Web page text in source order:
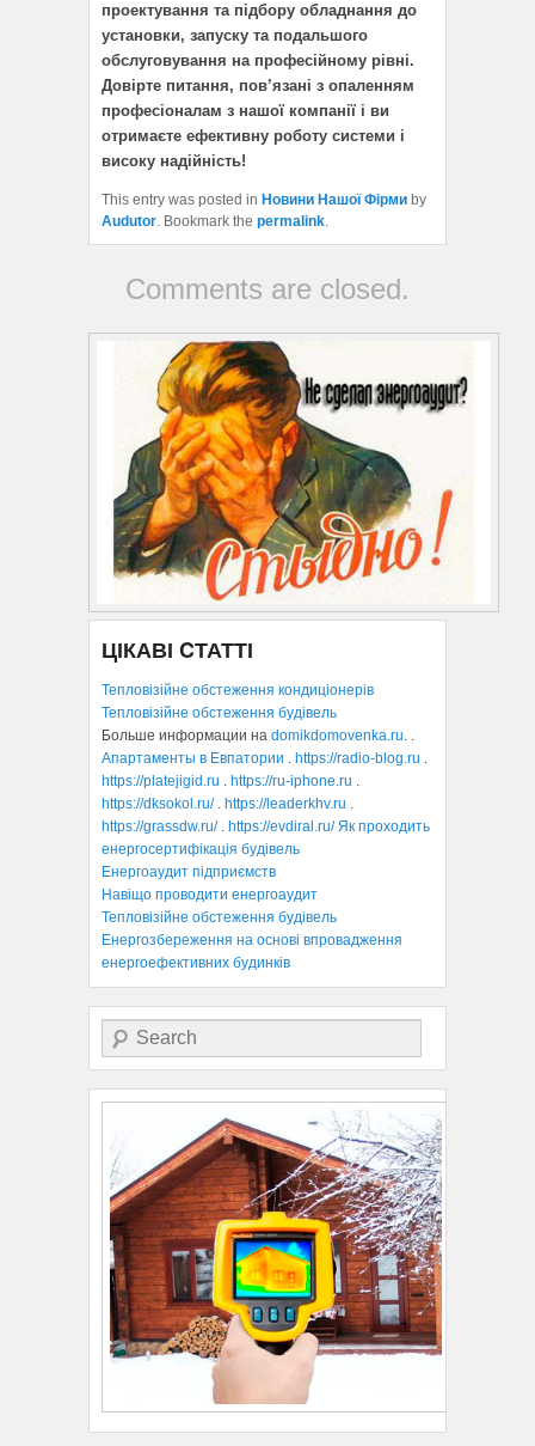
проектування та підбору обладнання до
установки, запуску та подальшого
обслуговування на професійному рівні.
Довірте питання, пов’язані з опаленням
професіоналам з нашої компанії і ви
отримаєте ефективну роботу системи і
високу надійність!
This entry was posted in Новини Нашої Фірми by
Audutor. Bookmark the permalink.
Comments are closed.
ЦІКАВІ CТАТТІ
Тепловізійне обстеження кондиціонерів
Тепловізійне обстеження будівель
Больше информации на domikdomovenka.ru. .
Апартаменты в Евпатории . https://radio-blog.ru .
https://platejigid.ru . https://ru-iphone.ru .
https://dksokol.ru/. https://leaderkhv.ru .
https://grassdw.ru/. https://evdiral.ru/ Як проходить
енергосертифікація будівель
Енергоаудит підприємств
Навіщо проводити енергоаудит
Тепловізійне обстеження будівель
Енергозбереження на основі впровадження
енергоефективних будинків
Search